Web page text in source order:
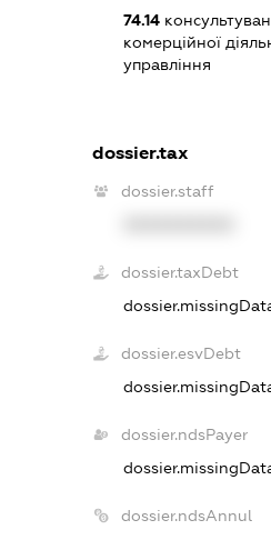
74.14
комерційної
управління
dossier.tax
dossier.staff
dossier.taxDebt
dossier.esvDebt
dossier.ndsPayer
dossier.ndsAnnul